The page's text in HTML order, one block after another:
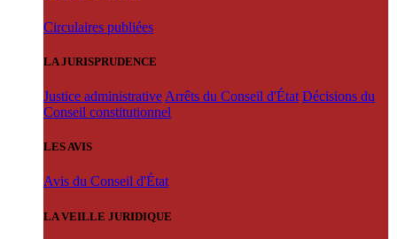
Circulaires publiées
LA JURISPRUDENCE
Justice administrative Arrêts du Conseil d'État Décisions du
Conseil constitutionnel
LES AVIS
Avis du Conseil d'État
LA VEILLE JURIDIQUE